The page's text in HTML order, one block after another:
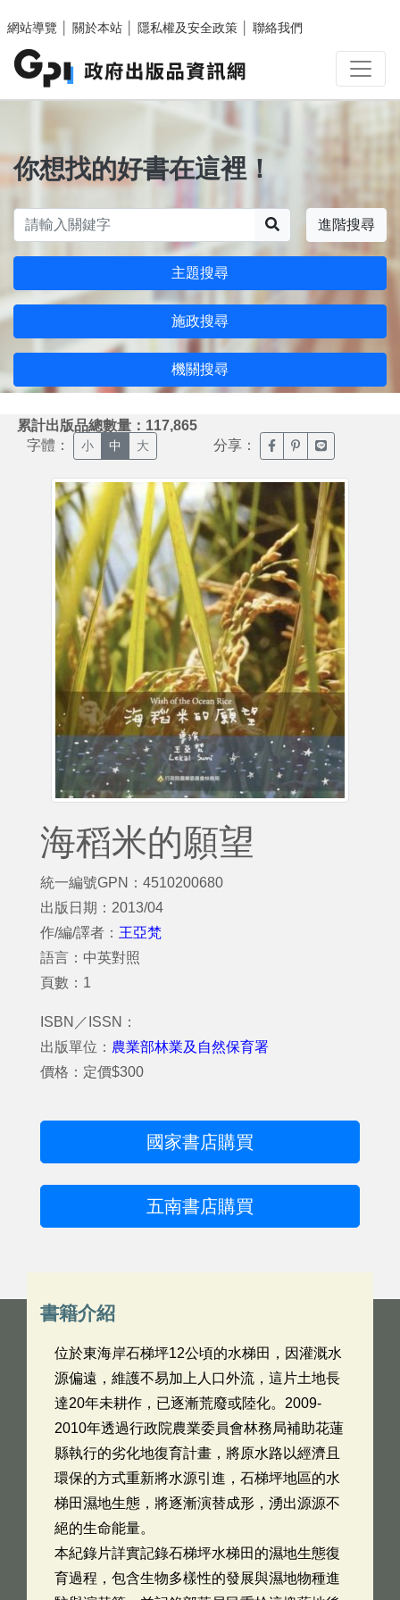
網站導覽
關於本站 隱私權及安全政策 聯絡我們
你想找的好書在這裡！
進階搜尋
主題搜尋
施政搜尋
機關搜尋
累計出版品總數量：117,865
字體： 小 中 大 分享： 臉書分享(另開新視窗)
噗浪分享(另開新
Line分享(另
海稻米的願望
統一編號GPN：4510200680
出版日期：2013/04
作/編/譯者： 王亞梵
語言：中英對照
頁數：1
ISBN／ISSN：
出版單位： 農業部林業及自然保育署
價格：定價$300
國家書店購買
五南書店購買
書籍介紹
位於東海岸石梯坪12公頃的水梯田，因灌溉水
源偏遠，維護不易加上人口外流，這片土地長
達20年未耕作，已逐漸荒廢或陸化。2009-
2010年透過行政院農業委員會林務局補助花蓮
縣執行的劣化地復育計畫，將原水路以經濟且
環保的方式重新將水源引進，石梯坪地區的水
梯田濕地生態，將逐漸演替成形，湧出源源不
絕的生命能量。
本紀錄片詳實記錄石梯坪水梯田的濕地生態復
育過程，包含生物多樣性的發展與濕地物種進